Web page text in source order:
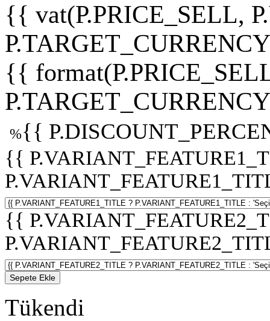
{{ vat(P.PRICE_SELL,
{{
%{{
{{
{{
Sepete Ekle
Tükendi